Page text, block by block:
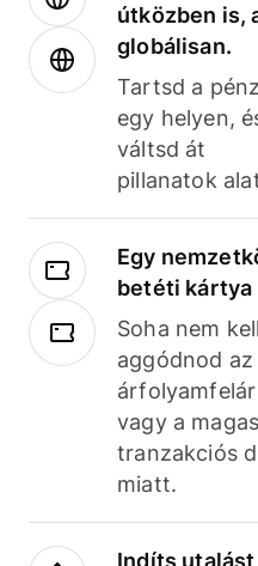
útközben is,
globálisan.
Tartsd a
egy helyen,
váltsd át
pillanatok
Egy
betéti kártya
Soha nem kell
aggódnod az
árfolyamfelár
vagy a magas
tranzakciós
miatt.
Indíts utalást